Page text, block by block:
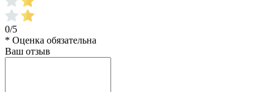
0/5
* Оценка обязательна
Ваш отзыв